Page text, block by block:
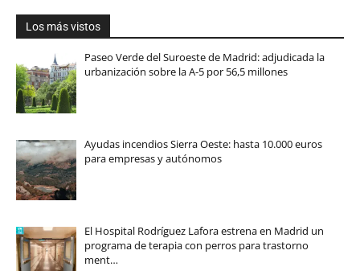
Los más vistos
Paseo Verde del Suroeste de Madrid: adjudicada la
urbanización sobre la A-5 por 56,5 millones
Ayudas incendios Sierra Oeste: hasta 10.000 euros
para empresas y autónomos
El Hospital Rodríguez Lafora estrena en Madrid un
programa de terapia con perros para trastorno
ment…